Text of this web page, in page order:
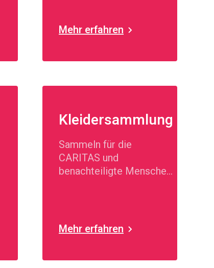
Mehr erfahren
Kleidersammlung
Sammeln für die
CARITAS und
benachteiligte Menschen
Mehr erfahren